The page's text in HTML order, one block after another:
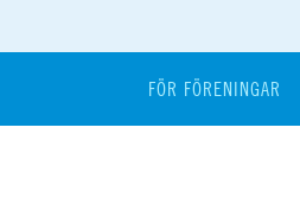
FÖR FÖRENINGAR